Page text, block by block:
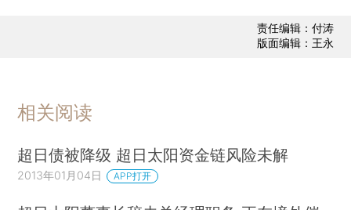
责任编辑：付涛
版面编辑：王永
相关阅读
超日债被降级 超日太阳资金链风险未解
2013年01月04日 APP打开